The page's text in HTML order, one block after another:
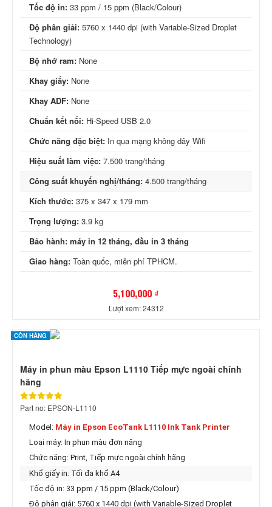
Tốc độ in: 33 ppm / 15 ppm (Black/Colour)
Độ phân giải: 5760 x 1440 dpi (with Variable-Sized Droplet
Technology)
Bộ nhớ ram: None
Khay giấy: None
Khay ADF: None
Chuẩn kết nối: Hi-Speed USB 2.0
Chức năng đặc biệt: In qua mạng không dây Wifi
Hiệu suất làm việc: 7.500 trang/tháng
Công suất khuyến nghị/tháng: 4.500 trang/tháng
Kích thước: 375 x 347 x 179 mm
Trọng lượng: 3.9 kg
Bảo hành: máy in 12 tháng, đầu in 3 tháng
Giao hàng: Toàn quốc, miễn phí TPHCM.
5,100,000 ₫
Lượt xem: 24312
CÒN HÀNG
Máy in phun màu Epson L1110 Tiếp mực ngoài chính
hãng
Part no: EPSON-L1110
Model: Máy in Epson EcoTank L1110 Ink Tank Printer
Loại máy: In phun màu đơn năng
Chức năng: Print, Tiếp mực ngoài chính hãng
Khổ giấy in: Tối đa khổ A4
Tốc độ in: 33 ppm / 15 ppm (Black/Colour)
Độ phân giải: 5760 x 1440 dpi (with Variable-Sized Droplet